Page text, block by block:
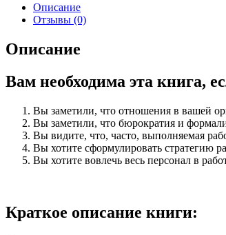
принципу
"Заказчик
Поставщик"
Описание
Отзывы (0)
Описание
Вам необходима эта книга,
Вы заметили, что отношения в вашей
Вы заметили, что бюрократия и
Вы видите, что, часто, выполняемая
Вы хотите сформулировать стратегию
Вы хотите вовлечь весь персонал в
Краткое описание книги: